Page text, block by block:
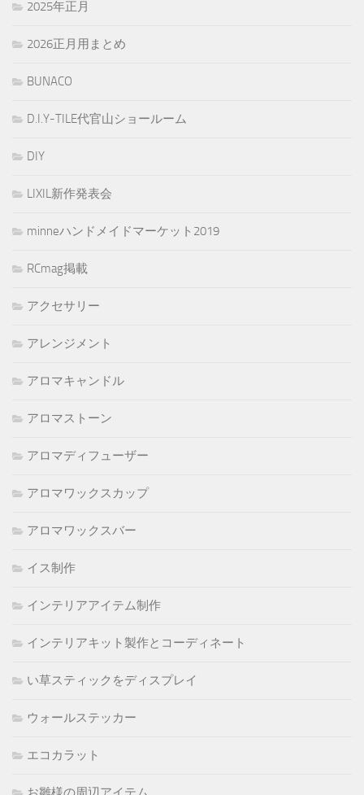
2025年正月
2026正月用まとめ
BUNACO
D.I.Y-TILE代官山ショールーム
DIY
LIXIL新作発表会
minneハンドメイドマーケット2019
RCmag掲載
アクセサリー
アレンジメント
アロマキャンドル
アロマストーン
アロマディフューザー
アロマワックスカップ
アロマワックスバー
イス制作
インテリアアイテム制作
インテリアキット製作とコーディネート
い草スティックをディスプレイ
ウォールステッカー
エコカラット